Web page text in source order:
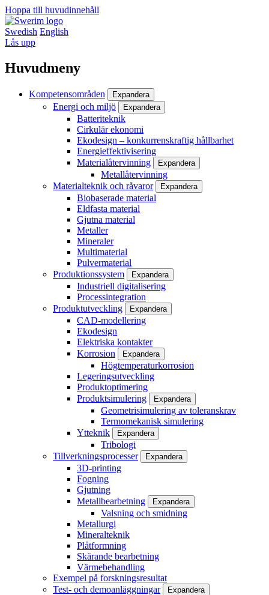
Hoppa till huvudinnehåll
Swedish English
Lås upp
Huvudmeny
Kompetensområden Expandera
Energi och miljö Expandera
Batteriteknik
Cirkulär ekonomi
Ekodesign – konkurrenskraftig hållbarhet
Energieffektivisering
Materialåtervinning
Expandera
Metallåtervinning
Materialteknik och råvaror
Expandera
Biobaserade material
Eldfasta material
Gjutna material
Metaller
Mineraler
Multimaterial
Pulvermaterial
Produktionssystem
Expandera
Industriell digitalisering
Processintegration
Produktutveckling
Expandera
CAD-modellering
Ekodesign
Elektriska kontakter
Korrosion
Expandera
Högtemperaturkorrosion
Legeringsutveckling
Produktoptimering
Produktsimulering
Expandera
Geometrisimulering av toleranskrav
Termomekanisk simulering
Ytteknik
Expandera
Tribologi
Tillverkningsprocesser
Expandera
3D-printing
Fogning
Gjutning
Metallbearbetning
Expandera
Valsning och smidning
Metallurgi
Mineralteknik
Plåtformning
Skärande bearbetning
Värmebehandling
Exempel på forskningsresultat
Test- och demoanläggningar
Expandera